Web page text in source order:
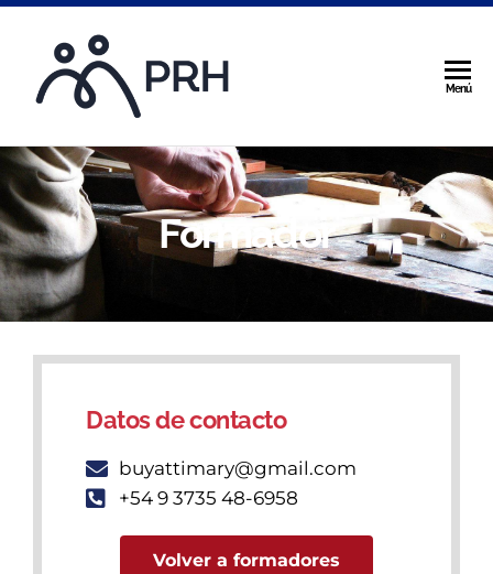
Y
HUMANAS
Menú
Formador
Datos de contacto
buyattimary@gmail.com
+54 9 3735 48-6958
Volver a formadores